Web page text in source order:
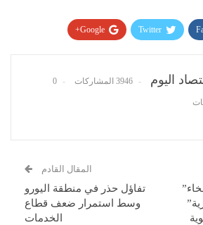
Twitter
Google+
اليوم 3946 المشاركات 0
المقال القادم
تفاؤل حذر في منطقة اليورو
وسط استمرار ضعف قطاع
الخدمات